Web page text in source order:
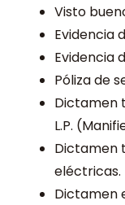
Visto
Evidencia
Evidencia
Póliza de
Dictamen
L.P.
Dictamen
eléctricas.
Dictamen